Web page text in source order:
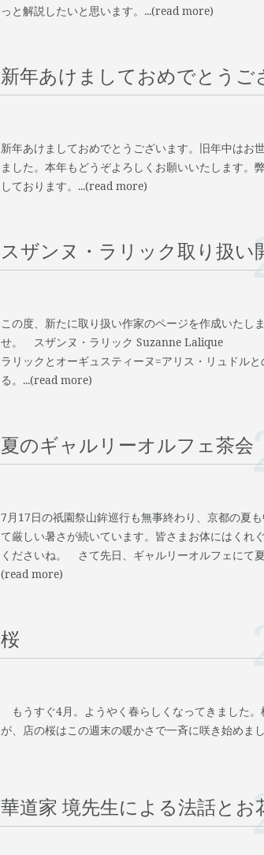
っと解説したいと思います。...(read more)
新年あけましておめでとうご
新年あけましておめでとうございます。旧年中はお
ました。本年もどうぞよろしくお願いいたします。
しております。...(read more)
スザンヌ・ラリック取り扱い
この度、新たに取り扱い作家のページを作成いたし
せ。 スザンヌ・ラリック Suzanne
ラリックとオーギュスティーヌ=アリス・リュドル
る。...(read more)
夏のギャルリーオルフェ茶会
7月17日の祇園祭山鉾巡行も無事終わり、京都の夏
て厳しい暑さが続いています。皆さまお体にはくれ
くださいね。 さて先日、ギャルリーオルフェにて
(read more)
桜
もうすぐ4月。ようやく春らしくなってきました
が、店の桜はこの週末の暖かさで一斉に咲き始めま
華道家 境先生による法話とお